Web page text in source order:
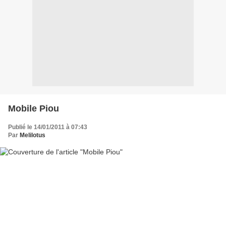
Mobile Piou
Publié le 14/01/2011 à 07:43
Par Melilotus